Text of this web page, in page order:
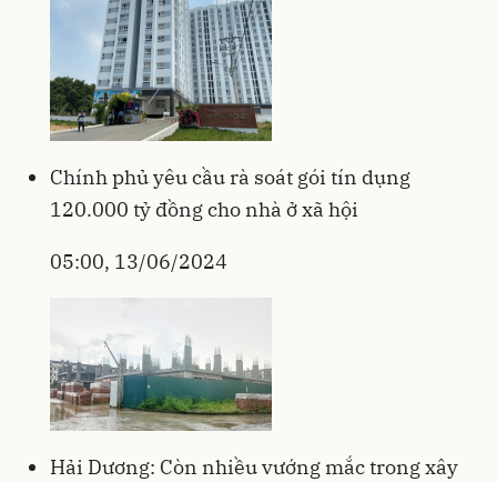
Chính phủ yêu cầu rà soát gói tín dụng
120.000 tỷ đồng cho nhà ở xã hội
05:00, 13/06/2024
Hải Dương: Còn nhiều vướng mắc trong xây